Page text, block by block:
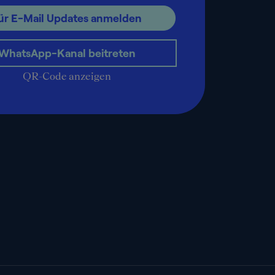
E-Mail Updates anmelden
Kanal beitreten
QR-Code anzeigen